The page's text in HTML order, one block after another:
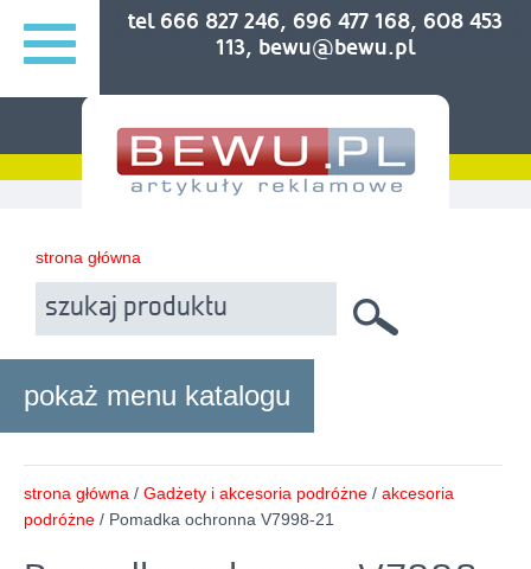
tel 666 827 246, 696 477 168, 608 453
113, bewu@bewu.pl
strona główna
pokaż menu katalogu
strona główna / Gadżety i akcesoria podróżne / akcesoria
podróżne / Pomadka ochronna V7998-21